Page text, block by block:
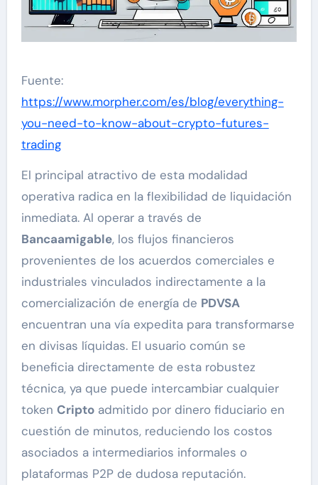
Fuente:
https://www.morpher.com/es/blog/everything-
you-need-to-know-about-crypto-futures-
trading
El principal atractivo de esta modalidad
operativa radica en la flexibilidad de liquidación
inmediata. Al operar a través de
Bancaamigable, los flujos financieros
provenientes de los acuerdos comerciales e
industriales vinculados indirectamente a la
comercialización de energía de PDVSA
encuentran una vía expedita para transformarse
en divisas líquidas. El usuario común se
beneficia directamente de esta robustez
técnica, ya que puede intercambiar cualquier
token Criptoadmitido por dinero fiduciario en
cuestión de minutos, reduciendo los costos
asociados a intermediarios informales o
plataformas P2P de dudosa reputación.